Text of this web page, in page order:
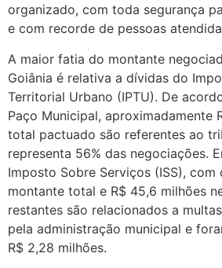
organizado, com toda segurança
e com recorde de pessoas
A maior fatia do montante
Goiânia é relativa a dívidas do
Territorial Urbano (IPTU). De
Paço Municipal, aproximadamente
total pactuado são referentes ao
representa 56% das negociações.
Imposto Sobre Serviços (ISS), com
montante total e R$ 45,6 milhões
restantes são relacionados a
pela administração municipal e
R$ 2,28 milhões.